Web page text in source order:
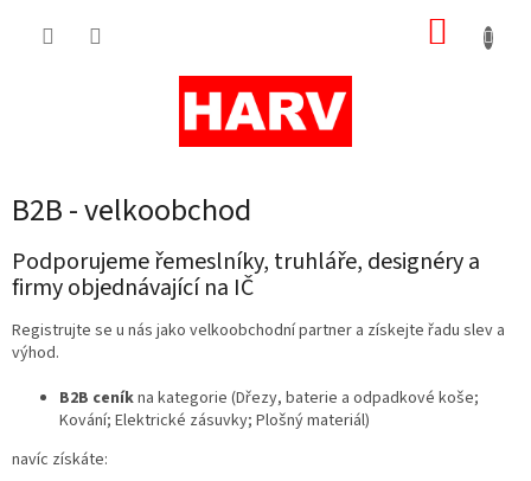
B2B - velkoobchod
Podporujeme řemeslníky, truhláře, designéry a
firmy objednávající na IČ
Registrujte se u nás jako velkoobchodní partner a získejte řadu slev a
výhod.
B2B ceníkna kategorie (Dřezy, baterie a odpadkové koše;
Kování; Elektrické zásuvky; Plošný materiál)
navíc získáte: